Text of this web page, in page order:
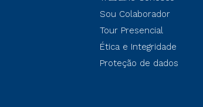
Sou Colaborador
Tour Presencial
Ética e Integridade
Proteção de dados